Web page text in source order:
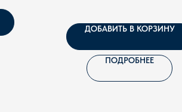
ДОБАВИТЬ В КОРЗИНУ
ПОДРОБНЕЕ